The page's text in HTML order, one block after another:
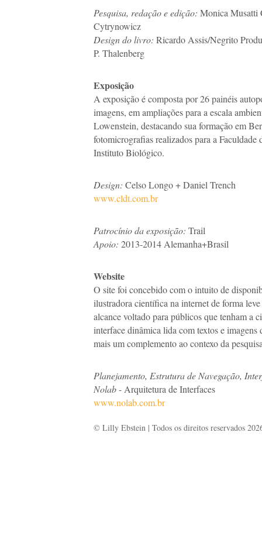
Pesquisa, redação e edição: Monica Musatti
Cytrynowicz
Design do livro: Ricardo Assis/Negrito
P. Thalenberg
Exposição
A exposição é composta por 26 painéis
imagens, em ampliações para a escala
Lowenstein, destacando sua formação em
fotomicrografias realizados para a
Instituto Biológico.
Design: Celso Longo + Daniel Trench
www.cldt.com.br
Patrocínio da exposição: Trail
Apoio: 2013-2014 Alemanha+Brasil
Website
O site foi concebido com o intuito de
ilustradora científica na internet de forma
alcance voltado para públicos que tenham a
interface dinâmica lida com textos e imagens
mais um complemento ao contexo da
Planejamento, Estrutura de Navegação,
Nolab- Arquitetura de Interfaces
www.nolab.com.br
© Lilly Ebstein | Todos os direitos reservados